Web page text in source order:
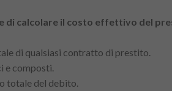
di calcolare il costo effettivo del
di qualsiasi contratto di prestito.
e composti.
totale del debito.